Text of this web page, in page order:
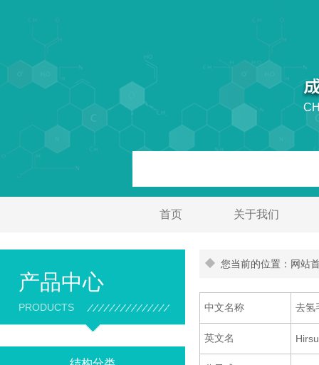
首页 关于我们
产品中心
PRODUCTS
您当前的位置：网站
中文名称 去氢
英文名